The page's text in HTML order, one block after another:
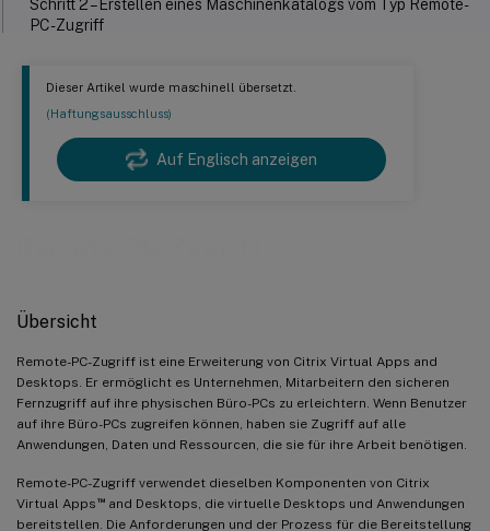
Dieser Artikel wurde maschinell übersetzt.
(Haftungsausschluss)
Auf Englisch anzeigen
Übersicht
Remote-PC-Zugriff ist eine Erweiterung von Citrix Virtual Apps and
Desktops. Er ermöglicht es Unternehmen, Mitarbeitern den sicheren
Fernzugriff auf ihre physischen Büro-PCs zu erleichtern. Wenn Benutzer
auf ihre Büro-PCs zugreifen können, haben sie Zugriff auf alle
Anwendungen, Daten und Ressourcen, die sie für ihre Arbeit benötigen.
Remote-PC-Zugriff verwendet dieselben Komponenten von Citrix
Virtual Apps ™and Desktops, die virtuelle Desktops und Anwendungen
bereitstellen. Die Anforderungen und der Prozess für die Bereitstellung
Schritt 2 – Erstellen eines Maschinenkatalogs vom Typ Remote-
PC-Zugriff
Systemanforderungen
Designüberlegungen